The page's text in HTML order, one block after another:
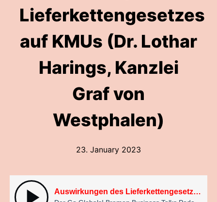
Lieferkettengesetzes
auf KMUs (Dr. Lothar
Harings, Kanzlei
Graf von
Westphalen)
23. January 2023
Auswirkungen des Lieferkettengesetzes auf KMUs (Dr. Lothar Harings, Kanzlei Graf von Westphalen)